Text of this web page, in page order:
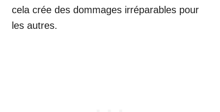
cela crée des dommages irréparables pour
les autres.